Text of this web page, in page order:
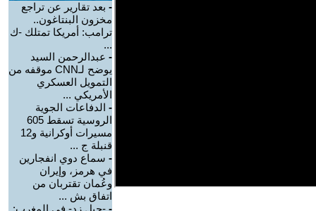
- بعد تقارير عن تراجع
مخزون البنتاغون..
ترامب: أمريكا تمتلك -ك
...
- عبدالرحمن السيد
يوضح لـCNN موقفه من
التمويل العسكري
الأمريكي ...
- الدفاعات الجوية
الروسية تسقط 605
مسيرات أوكرانية و12
قنبلة ج ...
- سماع دوي انفجارين
في هرمز، وإيران
وعُمان تقتربان من
اتفاق بش ...
- -جيل زد- في المغرب: